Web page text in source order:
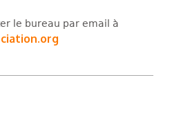
le bureau par email à